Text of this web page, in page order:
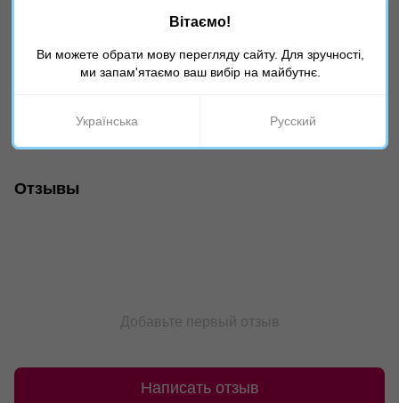
В зависимости от настроек экрана оттенок ленты может
Дополнительные
Лента для декорирования, Декор и
Отзывы
Добавьте первый отзыв
Написать отзыв
Вітаємо!
Ви можете обрати мову перегляду сайту. Для зручності,
ми запам'ятаємо ваш вибір на майбутнє.
Українська Русский